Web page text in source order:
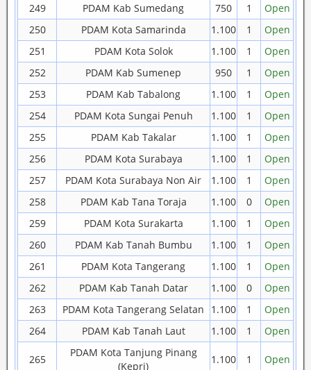
249
PDAM Kab Sumedang 750 1
Open
250
PDAM Kota Samarinda 1.100 1
Open
251
PDAM Kota Solok 1.100 1
Open
252
PDAM Kab Sumenep 950 1
Open
253
PDAM Kab Tabalong 1.100 1
Open
254
PDAM Kota Sungai Penuh 1.100 1
Open
255
PDAM Kab Takalar 1.100 1
Open
256
PDAM Kota Surabaya 1.100 1
Open
257
PDAM Kota Surabaya Non Air 1.100 1
Open
258
PDAM Kab Tana Toraja 1.100 0
Open
259
PDAM Kota Surakarta 1.100 1
Open
260
PDAM Kab Tanah Bumbu 1.100 1
Open
261
PDAM Kota Tangerang 1.100 1
Open
262
PDAM Kab Tanah Datar 1.100 0
Open
263
PDAM Kota Tangerang Selatan 1.100 1
Open
264
PDAM Kab Tanah Laut 1.100 1 Open
265
PDAM Kota Tanjung Pinang
(Kepri)
1.100 1 Open